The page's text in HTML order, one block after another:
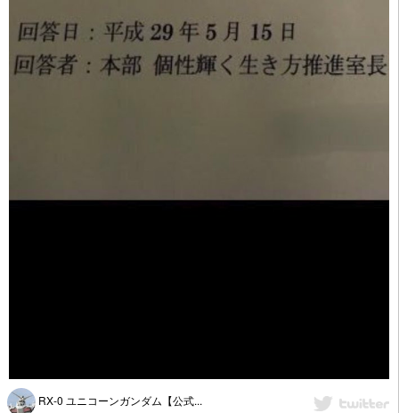
RX‐0 ユニコーンガンダム【公式...